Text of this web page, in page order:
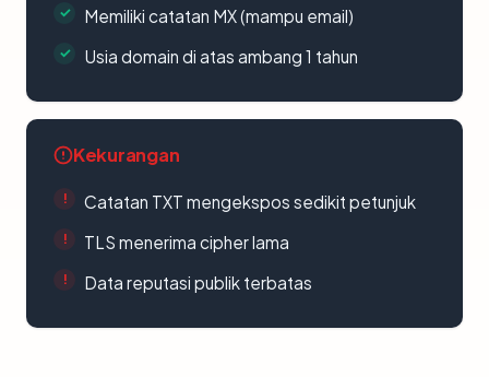
Memiliki catatan MX (mampu email)
Usia domain di atas ambang 1 tahun
Kekurangan
Catatan TXT mengekspos sedikit petunjuk
TLS menerima cipher lama
Data reputasi publik terbatas